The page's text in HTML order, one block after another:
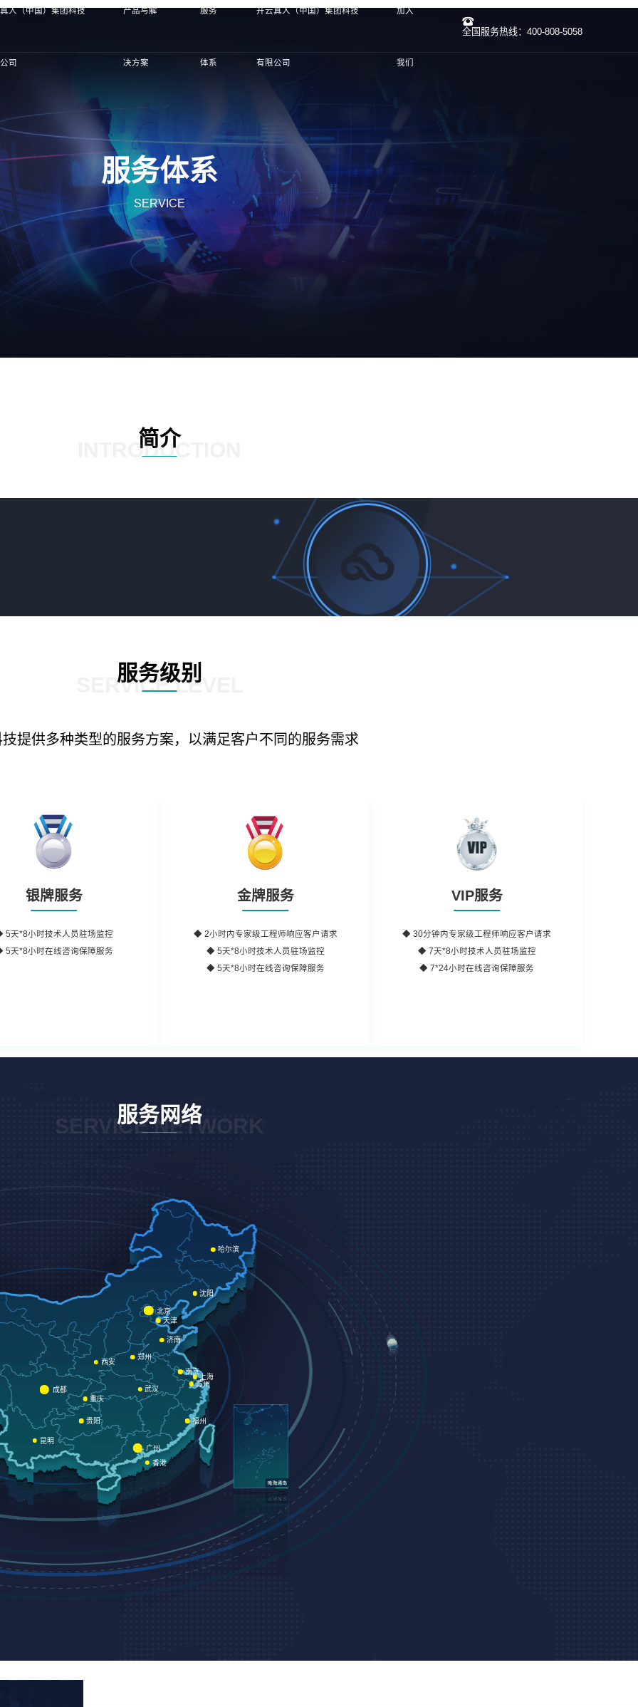
人（中国）集团科技
司
产品与解
决方案
服务
体系
开云真人（中国）集团科技
有限公司
加入
我们
全国服务热线：400-808-5058
服务体系
SERVICE
简介
INTRODUCTION
服务级别
SERVICE LEVEL
提供多种类型的服务方案，以满足客户不同的服务需求
银牌服务
5天*8小时技术人员驻场监控
5天*8小时在线咨询保障服务
金牌服务
◆ 2小时内专家级工程师响应客户请求
◆ 5天*8小时技术人员驻场监控
◆ 5天*8小时在线咨询保障服务
VIP服务
◆ 30分钟内专家级工程师响应客户请求
◆ 7天*8小时技术人员驻场监控
◆ 7*24小时在线咨询保障服务
服务网络
SERVICE NETWORK
苏州
南京
天津
哈尔滨
北京
沈阳
济南
西安
郑州
上海
武汉
贵阳
重庆
成都
昆明
广州
福州
香港